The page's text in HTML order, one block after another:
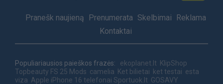
Footer
Pranešk naujieną Prenumerata Skelbimai
Reklama
Kontaktai
Populiariausios paieškos frazės: ekoplanet.lt KlipShop
Topbeauty FS 25 Mods camelia Ket bilietai ket testai esta
viza Apple iPhone 16 telefonai Sportuok.lt GOSAVY